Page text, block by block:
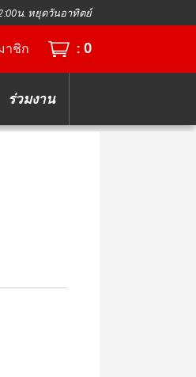
น. หยุดวันอาทิตย์
าชิก : 0
ร่วมงาน